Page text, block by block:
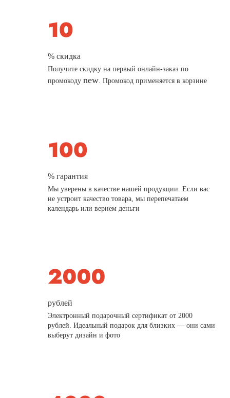
% скидка
Получите скидку на первый онлайн-заказ по
промокодуnew. Промокод применяется в корзине
% гарантия
Мы уверены в качестве нашей продукции. Если вас
не устроит качество товара, мы перепечатаем
календарь или вернем деньги
рублей
Электронный подарочный сертификат от 2000
рублей. Идеальный подарок для близких — они сами
выберут дизайн и фото